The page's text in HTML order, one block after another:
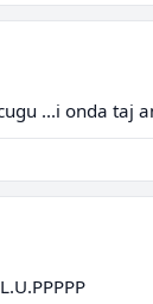
...i onda taj